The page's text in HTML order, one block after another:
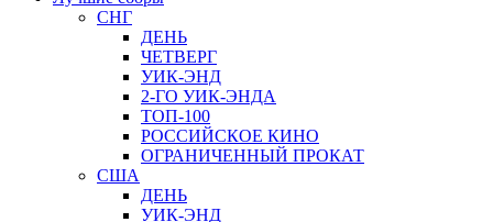
СНГ
ДЕНЬ
ЧЕТВЕРГ
УИК-ЭНД
2-ГО УИК-ЭНДА
ТОП-100
РОССИЙСКОЕ КИНО
ОГРАНИЧЕННЫЙ ПРОКАТ
США
ДЕНЬ
УИК-ЭНД